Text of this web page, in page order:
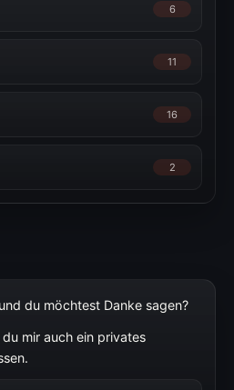
6
11
16
2
du möchtest Danke sagen?
mir auch ein privates